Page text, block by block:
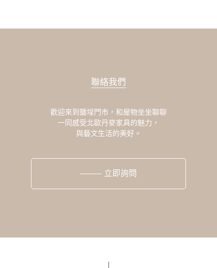
聯絡我們
歡迎來到鹽埕門市，和屋物坐坐聊聊
一同感受北歐丹麥家具的魅力，
與藝文生活的美好。
立即詢問